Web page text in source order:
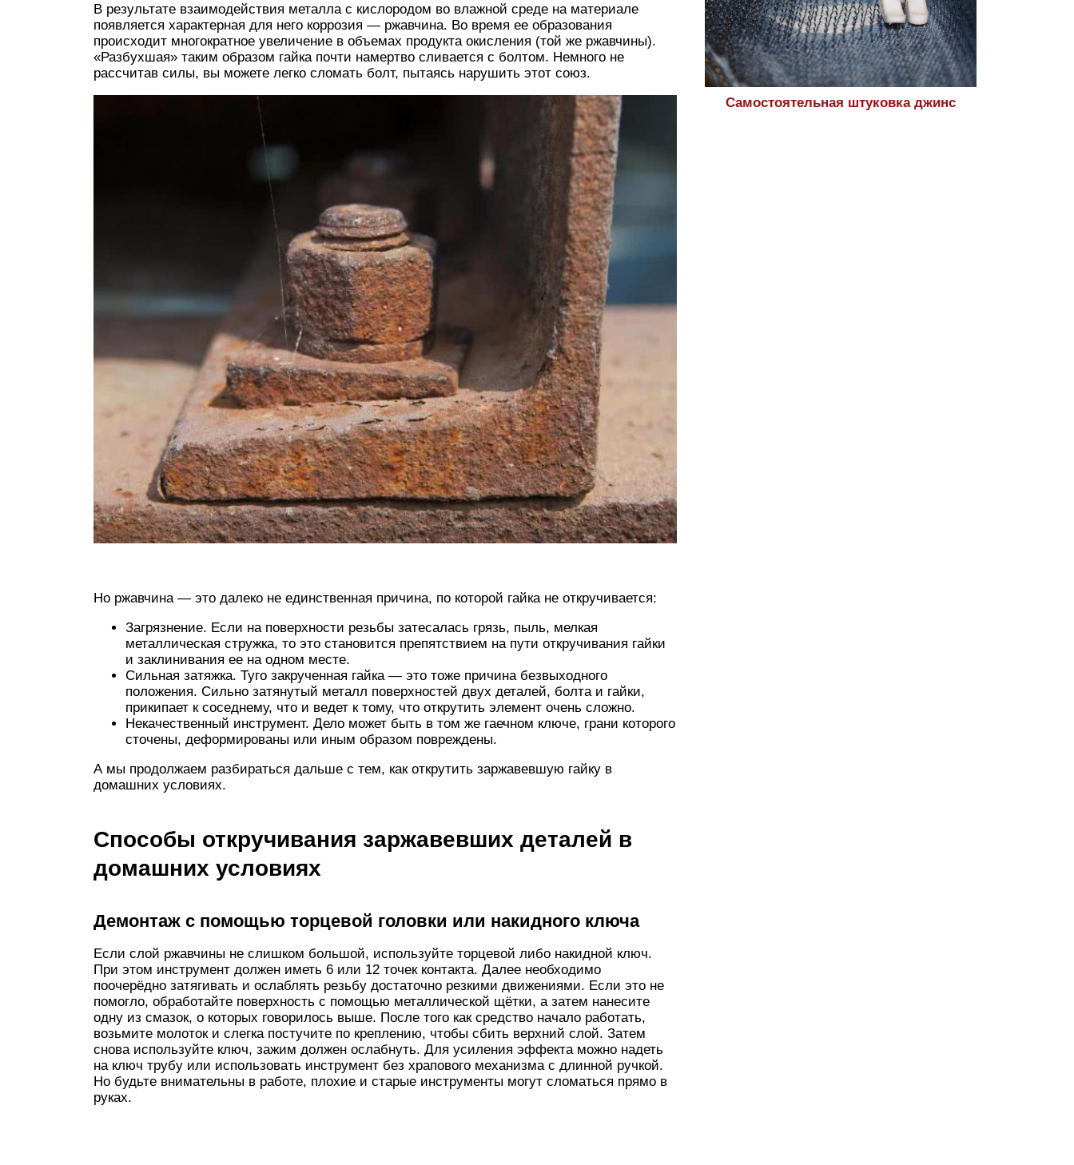
В результате взаимодействия металла с кислородом во влажной среде на материале
появляется характерная для него коррозия — ржавчина. Во время ее образования
происходит многократное увеличение в объемах продукта окисления (той же ржавчины).
«Разбухшая» таким образом гайка почти намертво сливается с болтом. Немного не
рассчитав силы, вы можете легко сломать болт, пытаясь нарушить этот союз.
Но ржавчина — это далеко не единственная причина, по которой гайка не откручивается:
Загрязнение. Если на поверхности резьбы затесалась грязь, пыль, мелкая
металлическая стружка, то это становится препятствием на пути откручивания гайки
и заклинивания ее на одном месте.
Сильная затяжка. Туго закрученная гайка — это тоже причина безвыходного
положения. Сильно затянутый металл поверхностей двух деталей, болта и гайки,
прикипает к соседнему, что и ведет к тому, что открутить элемент очень сложно.
Некачественный инструмент. Дело может быть в том же гаечном ключе, грани которого
сточены, деформированы или иным образом повреждены.
А мы продолжаем разбираться дальше с тем, как открутить заржавевшую гайку в
домашних условиях.
Способы откручивания заржавевших деталей в
домашних условиях
Демонтаж с помощью торцевой головки или накидного ключа
Если слой ржавчины не слишком большой, используйте торцевой либо накидной ключ.
При этом инструмент должен иметь 6 или 12 точек контакта. Далее необходимо
поочерёдно затягивать и ослаблять резьбу достаточно резкими движениями. Если это не
помогло, обработайте поверхность с помощью металлической щётки, а затем нанесите
одну из смазок, о которых говорилось выше. После того как средство начало работать,
возьмите молоток и слегка постучите по креплению, чтобы сбить верхний слой. Затем
снова используйте ключ, зажим должен ослабнуть. Для усиления эффекта можно надеть
на ключ трубу или использовать инструмент без храпового механизма с длинной ручкой.
Но будьте внимательны в работе, плохие и старые инструменты могут сломаться прямо в
руках.
Самостоятельная штуковка джинс